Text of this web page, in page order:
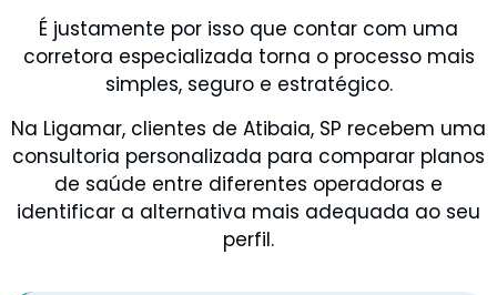
É justamente por isso que contar com uma
corretora especializada torna o processo mais
simples, seguro e estratégico.
Na Ligamar, clientes de Atibaia, SP recebem uma
consultoria personalizada para comparar planos
de saúde entre diferentes operadoras e
identificar a alternativa mais adequada ao seu
perfil.